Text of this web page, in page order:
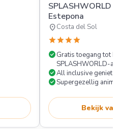
SPLASHWORLD
Estepona
location_onCosta del Sol
starstarstarstar
check_circleGratis toegang tot het
SPLASHWORLD-
check_circleAll inclusive genieten
check_circleSupergezellig
Bekijk